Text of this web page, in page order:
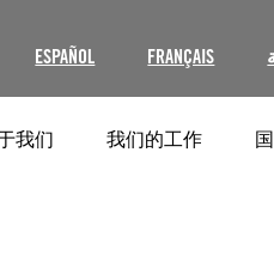
ESPAÑOL FRANÇAIS
我们 我们的工作